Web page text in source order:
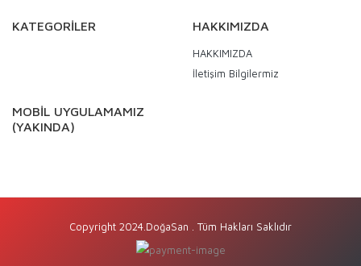
KATEGORİLER HAKKIMIZDA
HAKKIMIZDA
İletişim Bilgilermiz
MOBİL UYGULAMAMIZ
(YAKINDA)
Copyright 2024.DoğaSan . Tüm Hakları Saklıdır